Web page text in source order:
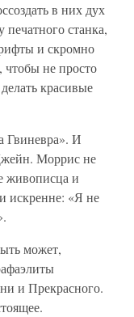
в них дух
печатного станка,
и скромно
чтобы не просто
красивые
Гвиневра». И
Моррис не
живописца и
искренне: «Я не
может,
и Прекрасного.